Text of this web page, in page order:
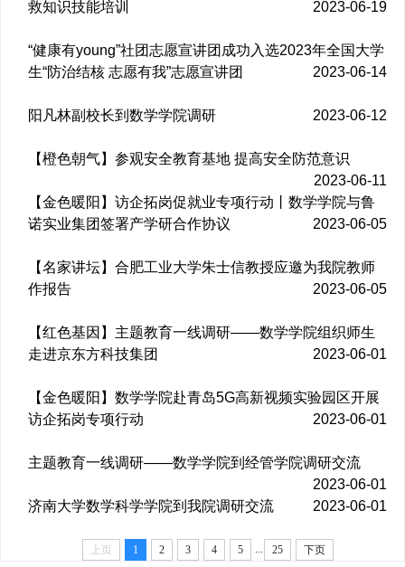
救知识技能培训
2023-06-19
“健康有young”社团志愿宣讲团成功入选2023年全国大学
生“防治结核 志愿有我”志愿宣讲团
2023-06-14
阳凡林副校长到数学学院调研 2023-06-12
【橙色朝气】参观安全教育基地 提高安全防范意识
2023-06-11
【金色暖阳】访企拓岗促就业专项行动丨数学学院与鲁
诺实业集团签署产学研合作协议
2023-06-05
【名家讲坛】合肥工业大学朱士信教授应邀为我院教师
作报告
2023-06-05
【红色基因】主题教育一线调研——数学学院组织师生
走进京东方科技集团
2023-06-01
【金色暖阳】数学学院赴青岛5G高新视频实验园区开展
访企拓岗专项行动
2023-06-01
主题教育一线调研——数学学院到经管学院调研交流
2023-06-01
济南大学数学科学学院到我院调研交流
2023-06-01
上页 1 2 3 4 5 ... 25 下页